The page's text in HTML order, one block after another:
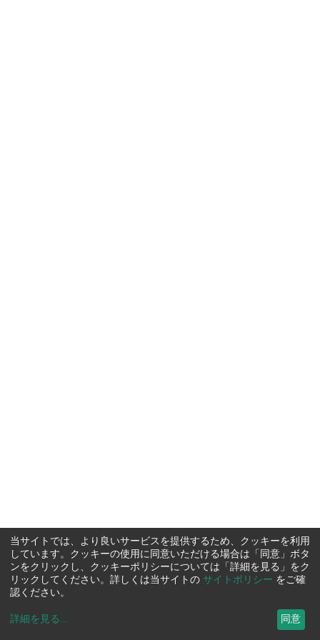
当サイトでは、より良いサービスを提供するため、クッキーを利用
しています。クッキーの使用に同意いただける場合は「同意」ボタ
ンをクリックし、クッキーポリシーについては「詳細を見る」をク
リックしてください。詳しくは当サイトの サイトポリシー をご確
認ください。
詳細を見る ... 同意